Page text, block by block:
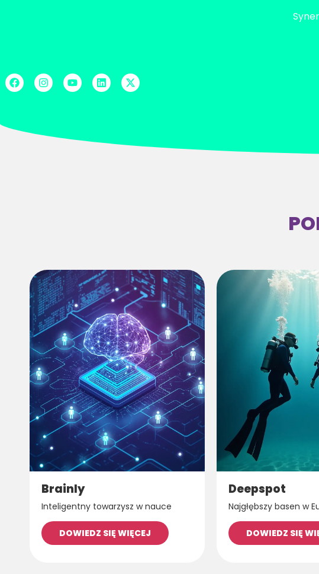
Brainly
Inteligentny towarzysz w nauce
DOWIEDZ SIĘ WIĘCEJ
Deepspot
Najgłębszy basen w
DOWIEDZ SIĘ